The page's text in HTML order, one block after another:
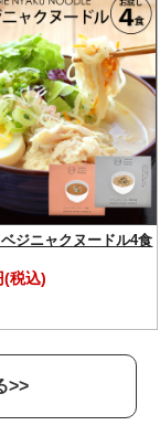
ベジニャクヌードル4食
(税込)
>>